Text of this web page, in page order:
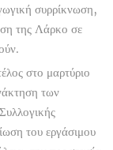
συρρίκνωση,
της Λάρκο σε
στο μαρτύριο
των
του εργάσιμου